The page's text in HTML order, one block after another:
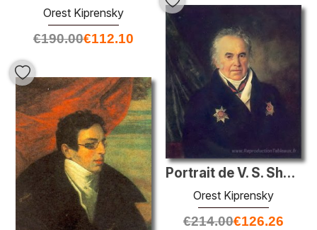
Orest Kiprensky
€190.00€112.10
Portrait de V. S. Sheremetev
Orest Kiprensky
€214.00€126.26